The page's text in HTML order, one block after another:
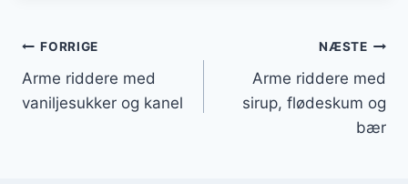
Indlægsnavigation
FORRIGE
Arme riddere med
vaniljesukker og kanel
NÆSTE
Arme riddere med
sirup, flødeskum og
bær